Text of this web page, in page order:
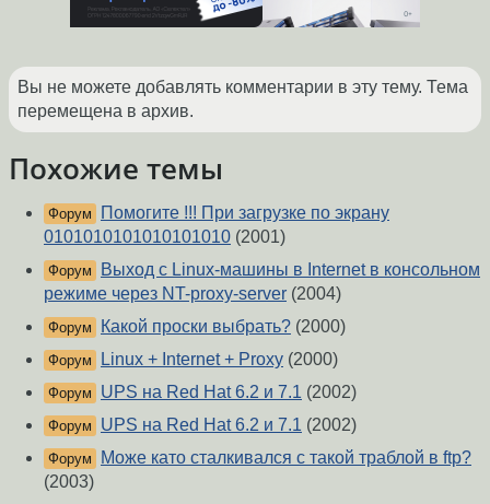
Вы не можете добавлять комментарии в эту тему. Тема
перемещена в архив.
Похожие темы
Форум
Помогите !!! При загрузке по экрану
0101010101010101010 (2001)
Форум
Выход с Linux-машины в Internet в консольном
режиме через NT-proxy-server (2004)
Форум Какой проски выбрать? (2000)
Форум Linux + Internet + Proxy (2000)
Форум UPS на Red Hat 6.2 и 7.1 (2002)
Форум UPS на Red Hat 6.2 и 7.1 (2002)
Форум
Може като сталкивался с такой траблой в ftp?
(2003)